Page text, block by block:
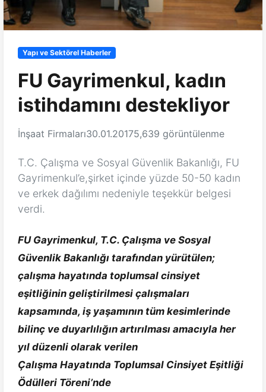
Yapı ve Sektörel Haberler
FU Gayrimenkul, kadın
istihdamını destekliyor
İnşaat Firmaları30.01.20175,639 görüntülenme
T.C. Çalışma ve Sosyal Güvenlik Bakanlığı, FU
Gayrimenkul’e,şirket içinde yüzde 50-50 kadın
ve erkek dağılımı nedeniyle teşekkür belgesi
verdi.
FU Gayrimenkul, T.C. Çalışma ve Sosyal
Güvenlik Bakanlığı tarafından yürütülen;
çalışma hayatında toplumsal cinsiyet
eşitliğinin geliştirilmesi çalışmaları
kapsamında, iş yaşamının tüm kesimlerinde
bilinç ve duyarlılığın artırılması amacıyla her
yıl düzenli olarak verilen
Çalışma Hayatında Toplumsal Cinsiyet Eşitliği
Ödülleri Töreni’nde